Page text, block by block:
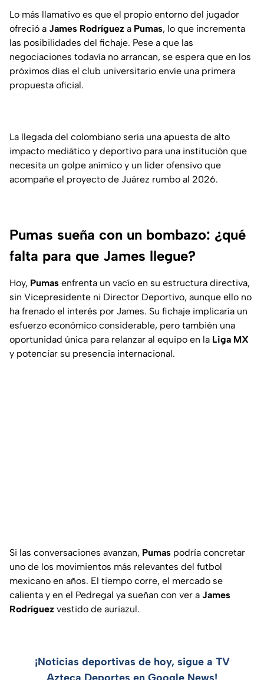
Lo más llamativo es que el propio entorno del jugador
ofreció a James Rodríguez a Pumas, lo que incrementa
las posibilidades del fichaje. Pese a que las
negociaciones todavía no arrancan, se espera que en los
próximos días el club universitario envíe una primera
propuesta oficial.
La llegada del colombiano sería una apuesta de alto
impacto mediático y deportivo para una institución que
necesita un golpe anímico y un líder ofensivo que
acompañe el proyecto de Juárez rumbo al 2026.
Pumas sueña con un bombazo: ¿qué
falta para que James llegue?
Hoy, Pumas enfrenta un vacío en su estructura directiva,
sin Vicepresidente ni Director Deportivo, aunque ello no
ha frenado el interés por James. Su fichaje implicaría un
esfuerzo económico considerable, pero también una
oportunidad única para relanzar al equipo en la Liga MX
y potenciar su presencia internacional.
Si las conversaciones avanzan, Pumas podría concretar
uno de los movimientos más relevantes del futbol
mexicano en años. El tiempo corre, el mercado se
calienta y en el Pedregal ya sueñan con ver a James
Rodríguez vestido de auriazul.
¡Noticias deportivas de hoy, sigue a TV